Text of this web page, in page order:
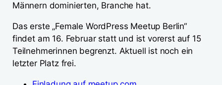
Männern dominierten, Branche hat.
Das erste „Female WordPress Meetup Berlin“
findet am 16. Februar statt und ist vorerst auf 15
Teilnehmerinnen begrenzt. Aktuell ist noch ein
letzter Platz frei.